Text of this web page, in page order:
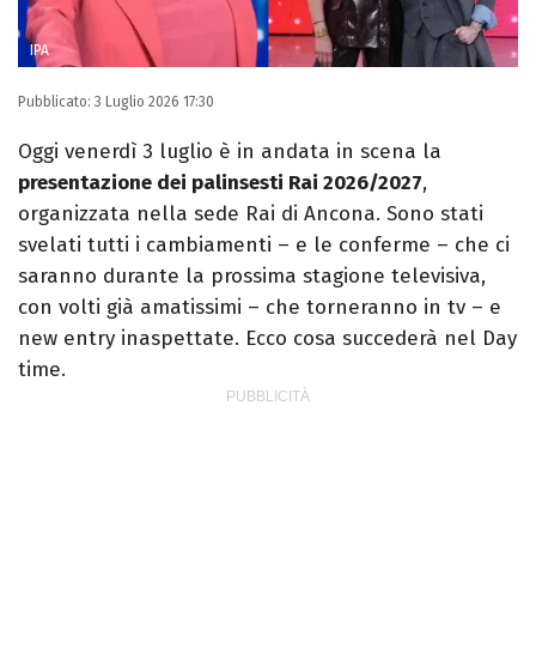
IPA
Pubblicato: 3 Luglio 2026 17:30
Oggi venerdì 3 luglio è in andata in scena la
presentazione dei palinsesti Rai 2026/2027,
organizzata nella sede Rai di Ancona. Sono stati
svelati tutti i cambiamenti – e le conferme – che ci
saranno durante la prossima stagione televisiva,
con volti già amatissimi – che torneranno in tv – e
new entry inaspettate. Ecco cosa succederà nel Day
time.